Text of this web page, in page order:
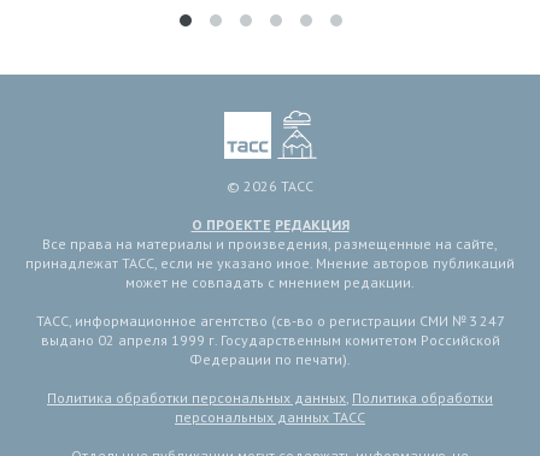
© 2026 ТАСС
О ПРОЕКТЕ РЕДАКЦИЯ
Все права на материалы и произведения, размещенные на сайте,
принадлежат ТАСС, если не указано иное. Мнение авторов публикаций
может не совпадать с мнением редакции.
ТАСС, информационное агентство (св-во о регистрации СМИ № 3 247
выдано 02 апреля 1999 г. Государственным комитетом Российской
Федерации по печати).
Политика обработки персональных данных, Политика обработки
персональных данных ТАСС